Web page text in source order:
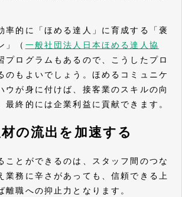
率的に「ほめる達人」に育成する「褒
」（ 一般社団法人日本ほめる達人協
プログラムもあるので、こうしたプロ
のもよいでしょう。ほめるコミュニケ
ウが身に付けば、接客業のスキルの向
最終的には企業利益に貢献できます。
の流出を加速する
ことができるのは、スタッフ間のつな
業務に辛さがあっても、信頼できる上
離職への抑止力となります。